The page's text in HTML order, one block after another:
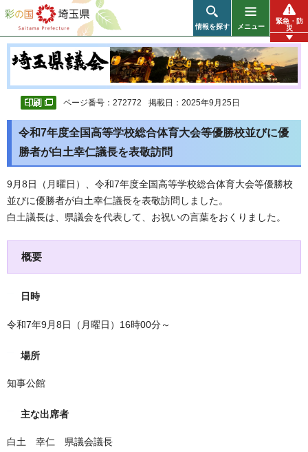
彩の国 埼玉県
情報を探す メニュー
緊急・防
災
ページ番号：272772 掲載日：2025年9月25日
令和7年度全国高等学校総合体育大会等優勝校並びに優
勝者が白土幸仁議長を表敬訪問
9月8日（月曜日）、令和7年度全国高等学校総合体育大会等優勝校
並びに優勝者が白土幸仁議長を表敬訪問しました。
白土議長は、県議会を代表して、お祝いの言葉をおくりました。
概要
日時
令和7年9月8日（月曜日）16時00分～
場所
知事公館
主な出席者
白土 幸仁 県議会議長